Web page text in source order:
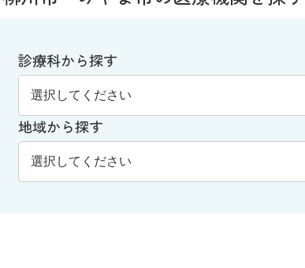
診療科から探す
地域から探す